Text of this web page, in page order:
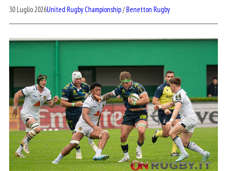
30 Luglio 2026United Rugby Championship/Benetton Rugby